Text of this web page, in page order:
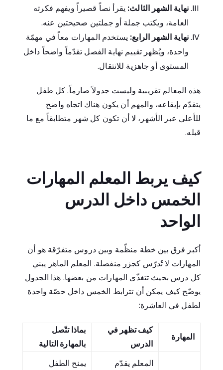
نهاية الشهر الثالث: يقرأ نصاً قصيراً ويفهم فكرته
العامة، ويكتب جملة أو جملتين صحيحتين عنه.
نهاية الشهر الرابع: يستخدم المهارات معاً في مهمّة
واحدة، ويُظهر تقييم نهاية الفصل تقدّماً واضحاً داخل
المستوى أو جاهزية للانتقال.
هذه المعالم تقريبية وليست جدولاً صارماً. كل طفل
يتقدّم بإيقاعه، والمهم أن يكون هناك اتجاه واضح
للأعلى عبر الأشهر، لا أن تكون كل شهر متطابقاً مع ما
قبله.
كيف يربط المعلم المهارات
الخمس داخل الدرس
الواحد
أكبر فرق بين خطة منظّمة وبين دروس متفرّقة هو أن
المهارات لا تُدرّس كجزر منفصلة. المعلم الماهر يبني
كل درس بحيث تتغذّى المهارات من بعضها. هذا الجدول
يوضّح كيف يمكن أن تترابط الخمس داخل حصّة واحدة
لطفل في العاشرة:
المهارة
كيف تظهر في
الدرس
بماذا تتّصل
بالمهارة التالية
المعلم يقدّم
يمنح الطفل